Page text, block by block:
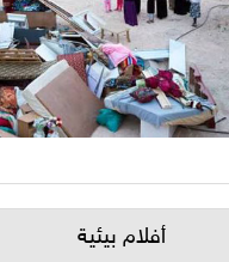
أفلام بيئية